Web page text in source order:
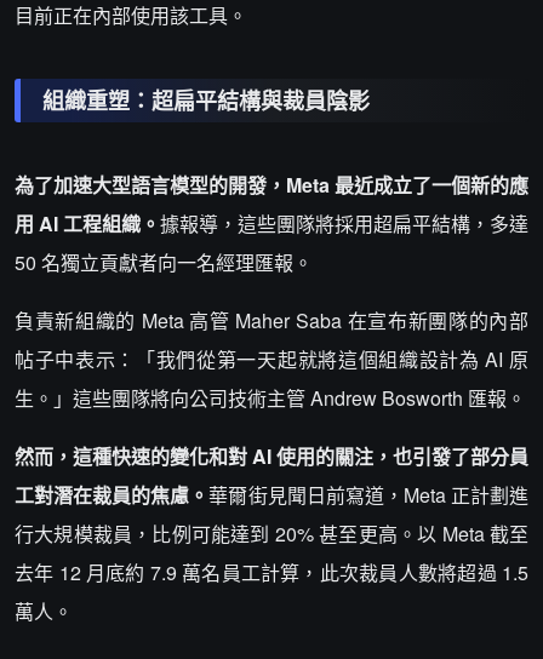
目前正在內部使用該工具。
組織重塑：超扁平結構與裁員陰影
為了加速大型語言模型的開發，Meta 最近成立了一個新的應
用 AI 工程組織。 據報導，這些團隊將採用超扁平結構，多達
50 名獨立貢獻者向一名經理匯報。
負責新組織的 Meta 高管 Maher Saba 在宣布新團隊的內部
帖子中表示：「我們從第一天起就將這個組織設計為 AI 原
生。」這些團隊將向公司技術主管 Andrew Bosworth 匯報。
然而，這種快速的變化和對 AI 使用的關注，也引發了部分員
工對潛在裁員的焦慮。華爾街見聞日前寫道，Meta 正計劃進
行大規模裁員，比例可能達到 20% 甚至更高。以 Meta 截至
去年 12 月底約 7.9 萬名員工計算，此次裁員人數將超過 1.5
萬人。